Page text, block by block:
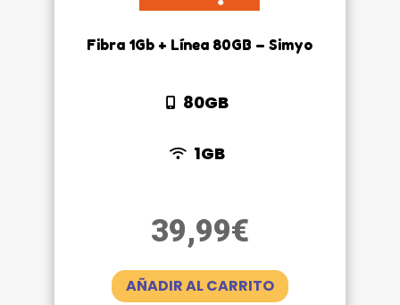
Fibra 1Gb + Línea 80GB – Simyo
80GB
1GB
39,99€
AÑADIR AL CARRITO